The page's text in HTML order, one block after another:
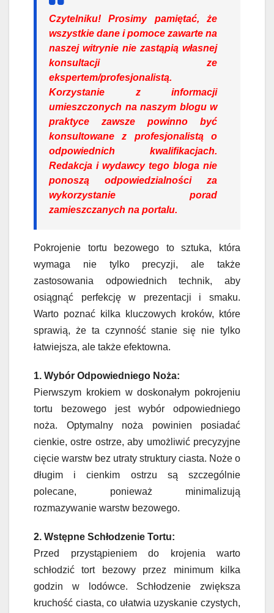
Czytelniku! Prosimy pamiętać, że
wszystkie dane i pomoce zawarte na
naszej witrynie nie zastąpią własnej
konsultacji ze
ekspertem/profesjonalistą.
Korzystanie z informacji
umieszczonych na naszym blogu w
praktyce zawsze powinno być
konsultowane z profesjonalistą o
odpowiednich kwalifikacjach.
Redakcja i wydawcy tego bloga nie
ponoszą odpowiedzialności za
wykorzystanie porad
zamieszczanych na portalu.
Pokrojenie tortu bezowego to sztuka, która
wymaga nie tylko precyzji, ale także
zastosowania odpowiednich technik, aby
osiągnąć perfekcję w prezentacji i smaku.
Warto poznać kilka kluczowych kroków, które
sprawią, że ta czynność stanie się nie tylko
łatwiejsza, ale także efektowna.
1. Wybór Odpowiedniego Noża:
Pierwszym krokiem w doskonałym pokrojeniu
tortu bezowego jest wybór odpowiedniego
noża. Optymalny noża powinien posiadać
cienkie, ostre ostrze, aby umożliwić precyzyjne
cięcie warstw bez utraty struktury ciasta. Noże o
długim i cienkim ostrzu są szczególnie
polecane, ponieważ minimalizują
rozmazywanie warstw bezowego.
2. Wstępne Schłodzenie Tortu:
Przed przystąpieniem do krojenia warto
schłodzić tort bezowy przez minimum kilka
godzin w lodówce. Schłodzenie zwiększa
kruchość ciasta, co ułatwia uzyskanie czystych,